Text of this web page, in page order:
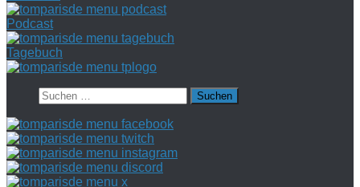
Podcast
Tagebuch
Suchen
nach: